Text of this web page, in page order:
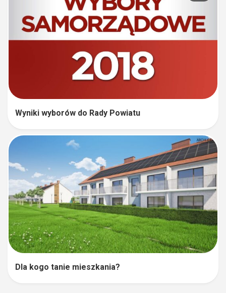
Wyniki wyborów do Rady Powiatu
Dla kogo tanie mieszkania?